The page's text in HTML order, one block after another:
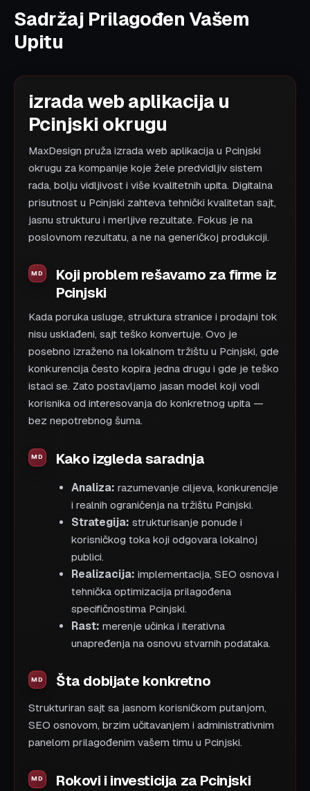
Sadržaj Prilagođen Vašem
Upitu
izrada web aplikacija u
Pcinjski okrugu
MaxDesign pruža izrada web aplikacija u Pcinjski
okrugu za kompanije koje žele predvidljiv sistem
rada, bolju vidljivost i više kvalitetnih upita. Digitalna
prisutnost u Pcinjski zahteva tehnički kvalitetan sajt,
jasnu strukturu i merljive rezultate. Fokus je na
poslovnom rezultatu, a ne na generičkoj produkciji.
Koji problem rešavamo za firme iz
Pcinjski
Kada poruka usluge, struktura stranice i prodajni tok
nisu usklađeni, sajt teško konvertuje. Ovo je
posebno izraženo na lokalnom tržištu u Pcinjski, gde
konkurencija često kopira jedna drugu i gde je teško
istaci se. Zato postavljamo jasan model koji vodi
korisnika od interesovanja do konkretnog upita —
bez nepotrebnog šuma.
Kako izgleda saradnja
Analiza: razumevanje ciljeva, konkurencije
i realnih ograničenja na tržištu Pcinjski.
Strategija: strukturisanje ponude i
korisničkog toka koji odgovara lokalnoj
publici.
Realizacija: implementacija, SEO osnova i
tehnička optimizacija prilagođena
specifičnostima Pcinjski.
Rast: merenje učinka i iterativna
unapređenja na osnovu stvarnih podataka.
Šta dobijate konkretno
Strukturiran sajt sa jasnom korisničkom putanjom,
SEO osnovom, brzim učitavanjem i administrativnim
panelom prilagođenim vašem timu u Pcinjski.
Rokovi i investicija za Pcinjski